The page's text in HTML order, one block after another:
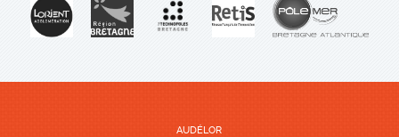
AUDÉLOR